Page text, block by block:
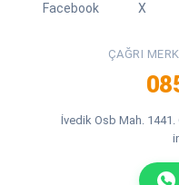
Facebook X
ÇAĞRI
İvedik Osb Mah.